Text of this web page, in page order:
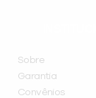
Sobre
Garantia
Convênios